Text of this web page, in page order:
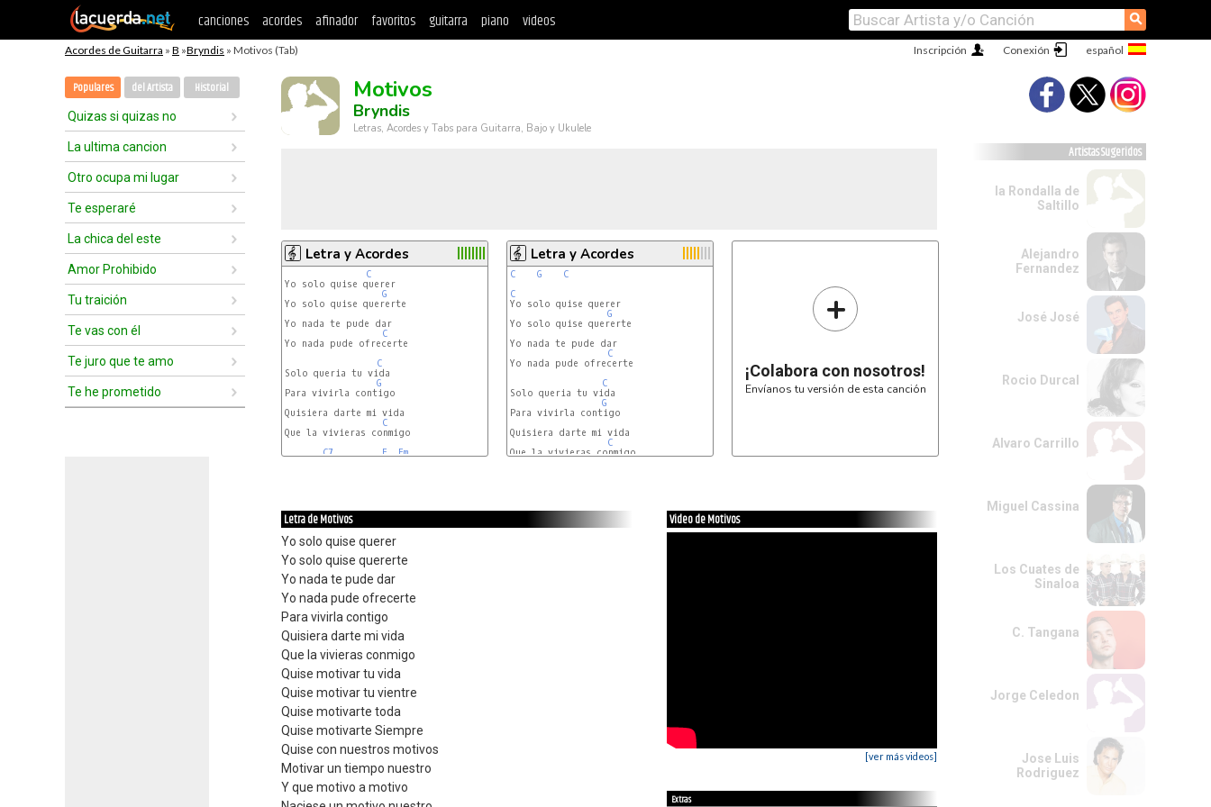
canciones acordes afinador favoritos guitarra piano videos ⚲
Acordes de Guitarra » B »Bryndis » Motivos (Tab) Conexión
Inscripción
Populares del Artista Historial
Quizas si quizas no
La ultima cancion
Otro ocupa mi lugar
Te esperaré
La chica del este
Amor Prohibido
Tu traición
Te vas con él
Te juro que te amo
Te he prometido
Motivos
Bryndis
Letras, Acordes y Tabs para Guitarra, Bajo y Ukulele
Letra y Acordes
C
Yo solo quise querer
G
Yo solo quise quererte
Yo nada te pude dar
C
Yo nada pude ofrecerte
C
Solo queria tu vida
G
Para vivirla contigo
Quisiera darte mi vida
C
Que la vivieras conmigo
C7
F
Fm
Letra y Acordes
C G
C
C
G
Yo solo quise quererte
Yo nada te pude dar
C
Yo nada pude ofrecerte
C
Solo queria tu vida
G
Para vivirla contigo
Quisiera darte mi vida
C
Que la vivieras conmigo
+
¡Colabora con nosotros!
Envíanos tu versión de esta canción
Letra de Motivos
Yo solo quise querer
Yo solo quise quererte
Yo nada te pude dar
Yo nada pude ofrecerte
Para vivirla contigo
Quisiera darte mi vida
Que la vivieras conmigo
Quise motivar tu vida
Quise motivar tu vientre
Quise motivarte toda
Quise motivarte Siempre
Quise con nuestros motivos
Motivar un tiempo nuestro
Y que motivo a motivo
Video de Motivos
[ver más videos]
Extras
Artistas Sugeridos
la Rondalla de
Saltillo
Alejandro
Fernandez
José José
Rocio Durcal
Alvaro Carrillo
Miguel Cassina
Los Cuates de
Sinaloa
C. Tangana
Jorge Celedon
Jose Luis
Rodriguez